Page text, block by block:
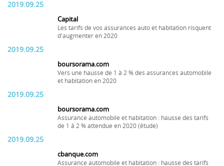
2019.09.25
Capital
Les tarifs de vos assurances auto et habitation risquent
d'augmenter en 2020
2019.09.25
boursorama.com
Vers une hausse de 1 à 2 % des assurances automobile
et habitation en 2020
2019.09.25
boursorama.com
Assurance automobile et habitation : hausse des tarifs
de 1 à 2 % attendue en 2020 (étude)
2019.09.25
cbanque.com
Assurance automobile et habitation : hausse des tarifs